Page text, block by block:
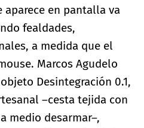
aparece en pantalla va
fealdades,
a medida que el
Marcos Agudelo
Desintegración 0.1,
–cesta tejida con
medio desarmar–,